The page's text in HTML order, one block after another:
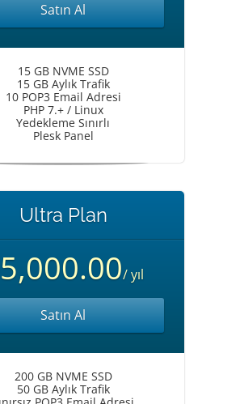
Satın Al
15 GB NVME SSD
15 GB Aylık Trafik
10 POP3 Email Adresi
PHP 7.+ / Linux
Yedekleme Sınırlı
Plesk Panel
Ultra Plan
/ yıl
Satın Al
200 GB NVME SSD
50 GB Aylık Trafik